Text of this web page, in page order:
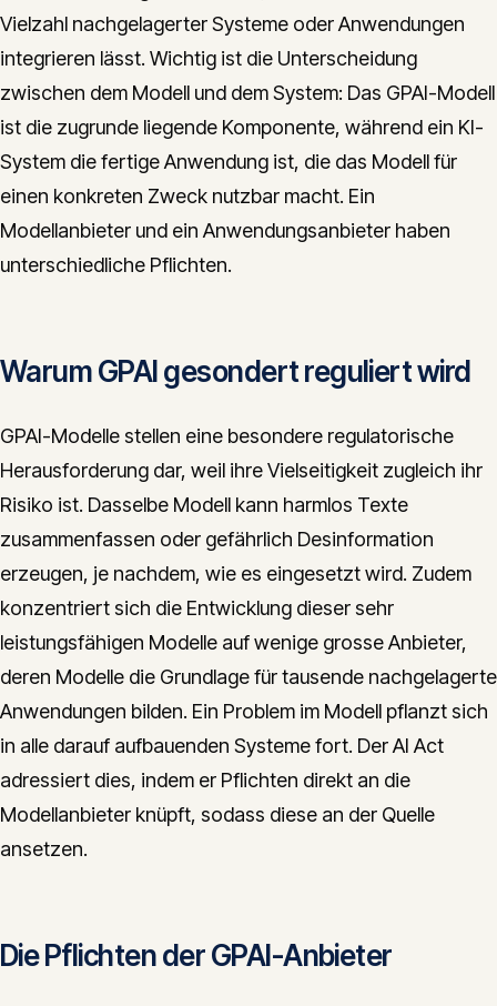
Vielzahl nachgelagerter Systeme oder Anwendungen
integrieren lässt. Wichtig ist die Unterscheidung
zwischen dem Modell und dem System: Das GPAI-Modell
ist die zugrunde liegende Komponente, während ein KI-
System die fertige Anwendung ist, die das Modell für
einen konkreten Zweck nutzbar macht. Ein
Modellanbieter und ein Anwendungsanbieter haben
unterschiedliche Pflichten.
Warum GPAI gesondert reguliert wird
GPAI-Modelle stellen eine besondere regulatorische
Herausforderung dar, weil ihre Vielseitigkeit zugleich ihr
Risiko ist. Dasselbe Modell kann harmlos Texte
zusammenfassen oder gefährlich Desinformation
erzeugen, je nachdem, wie es eingesetzt wird. Zudem
konzentriert sich die Entwicklung dieser sehr
leistungsfähigen Modelle auf wenige grosse Anbieter,
deren Modelle die Grundlage für tausende nachgelagerte
Anwendungen bilden. Ein Problem im Modell pflanzt sich
in alle darauf aufbauenden Systeme fort. Der AI Act
adressiert dies, indem er Pflichten direkt an die
Modellanbieter knüpft, sodass diese an der Quelle
ansetzen.
Die Pflichten der GPAI-Anbieter